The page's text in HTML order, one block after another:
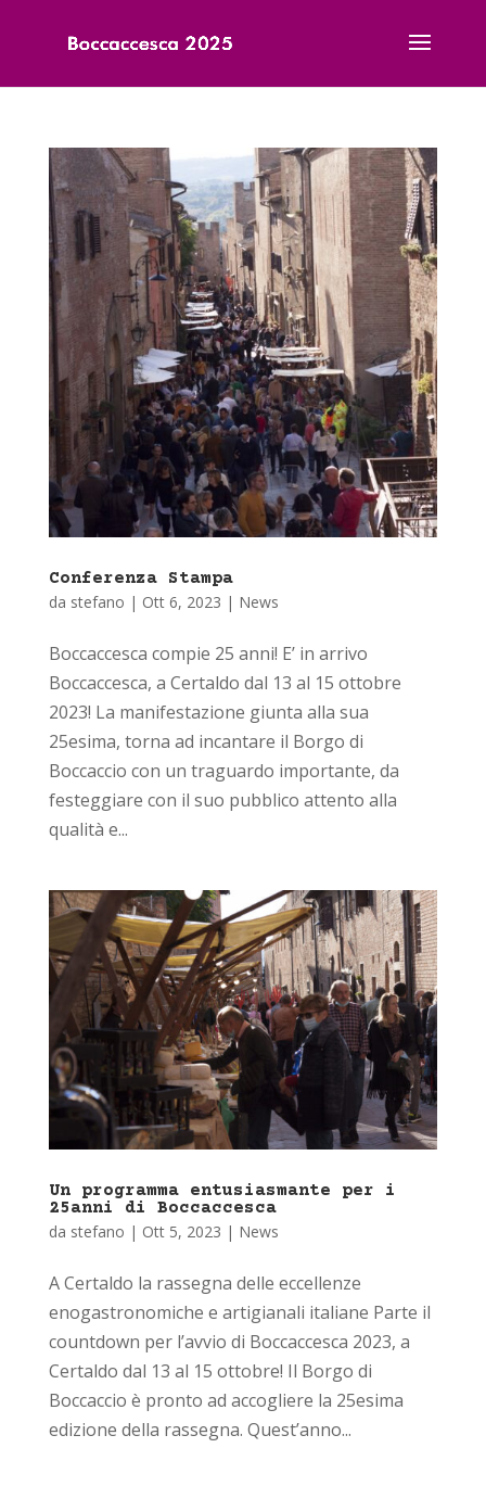
Conferenza Stampa
da stefano | Ott 6, 2023 | News
Boccaccesca compie 25 anni! E’ in arrivo
Boccaccesca, a Certaldo dal 13 al 15 ottobre
2023! La manifestazione giunta alla sua
25esima, torna ad incantare il Borgo di
Boccaccio con un traguardo importante, da
festeggiare con il suo pubblico attento alla
qualità e...
Un programma entusiasmante per i
25anni di Boccaccesca
da stefano | Ott 5, 2023 | News
A Certaldo la rassegna delle eccellenze
enogastronomiche e artigianali italiane Parte il
countdown per l’avvio di Boccaccesca 2023, a
Certaldo dal 13 al 15 ottobre! Il Borgo di
Boccaccio è pronto ad accogliere la 25esima
edizione della rassegna. Quest’anno...